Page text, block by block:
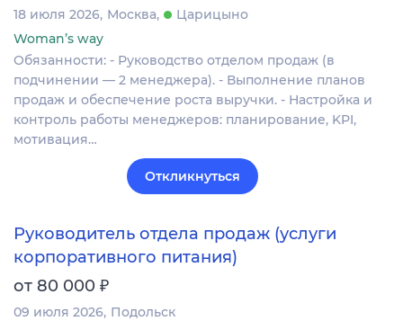
18 июля 2026 Москва
Царицыно
Woman’s way
Обязанности: - Руководство отделом продаж (в
подчинении — 2 менеджера). - Выполнение планов
продаж и обеспечение роста выручки. - Настройка и
контроль работы менеджеров: планирование, KPI,
мотивация…
Откликнуться
Руководитель отдела продаж (услуги
корпоративного питания)
от 80 000 ₽
09 июля 2026 Подольск